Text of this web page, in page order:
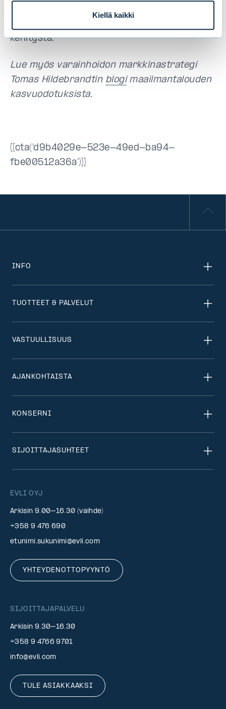
Kiellä kaikki
kehitystä.
Lue myös varainhoidon markkinastrategi
Tomas Hildebrandtin blogimaailmantalouden
kasvuodotuksista.
{{cta('d9b4029e-523e-49ed-ba94-
fbe00512a36a')}}
EVLI OYJ
Arkisin 9.00–16.30 (vaihde)
+358 9 476 690
etunimi.sukunimi@evli.com
YHTEYDENOTTOPYYNTÖ
SIJOITTAJAPALVELU
Arkisin 9.30–16.30
+358 9 4766 9701
info@evli.com
TULE ASIAKKAAKSI
INFO
TUOTTEET & PALVELUT
VASTUULLISUUS
AJANKOHTAISTA
KONSERNI
SIJOITTAJASUHTEET